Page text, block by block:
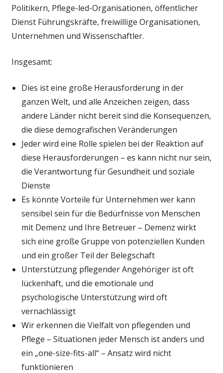
Politikern, Pflege-led-Organisationen, öffentlicher
Dienst Führungskräfte, freiwillige Organisationen,
Unternehmen und Wissenschaftler.
Insgesamt:
Dies ist eine große Herausforderung in der
ganzen Welt, und alle Anzeichen zeigen, dass
andere Länder nicht bereit sind die Konsequenzen,
die diese demografischen Veränderungen
Jeder wird eine Rolle spielen bei der Reaktion auf
diese Herausforderungen – es kann nicht nur sein,
die Verantwortung für Gesundheit und soziale
Dienste
Es könnte Vorteile für Unternehmen wer kann
sensibel sein für die Bedürfnisse von Menschen
mit Demenz und Ihre Betreuer – Demenz wirkt
sich eine große Gruppe von potenziellen Kunden
und ein großer Teil der Belegschaft
Unterstützung pflegender Angehöriger ist oft
lückenhaft, und die emotionale und
psychologische Unterstützung wird oft
vernachlässigt
Wir erkennen die Vielfalt von pflegenden und
Pflege – Situationen jeder Mensch ist anders und
ein „one-size-fits-all“ – Ansatz wird nicht
funktionieren